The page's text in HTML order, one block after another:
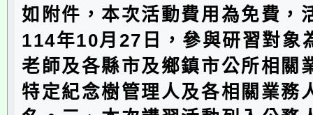
如附件，本次活動費用為免費，
114年10月27日，參與研習對象
老師及各縣市及鄉鎮市公所相關
特定紀念樹管理人及各相關業務